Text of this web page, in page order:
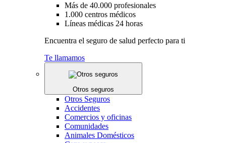
Más de 40.000 profesionales
1.000 centros médicos
Líneas médicas 24 horas
Encuentra el seguro de salud perfecto para ti
Te llamamos
Otros seguros
Otros Seguros
Accidentes
Comercios y oficinas
Comunidades
Animales Domésticos